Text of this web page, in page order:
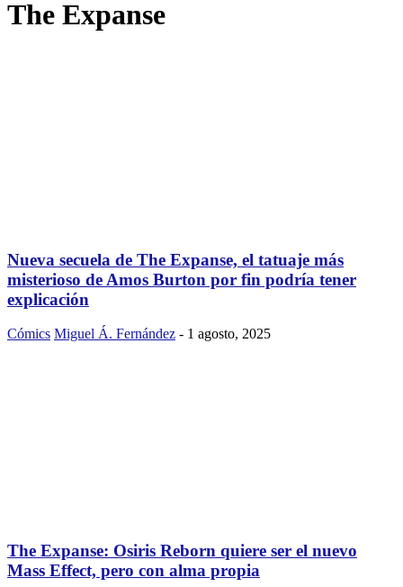
The Expanse
Nueva secuela de The Expanse, el tatuaje más
misterioso de Amos Burton por fin podría tener
explicación
Cómics Miguel Á. Fernández - 1 agosto, 2025
The Expanse: Osiris Reborn quiere ser el nuevo
Mass Effect, pero con alma propia